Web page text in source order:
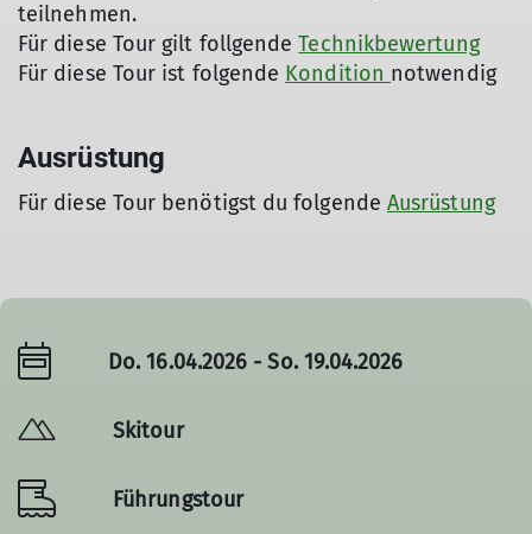
teilnehmen.
Für diese Tour gilt follgendeTechnikbewertung
Für diese Tour ist folgende Kondition notwendig
Ausrüstung
Für diese Tour benötigst du folgende Ausrüstung
Do. 16.04.2026 - So. 19.04.2026
Skitour
Führungstour